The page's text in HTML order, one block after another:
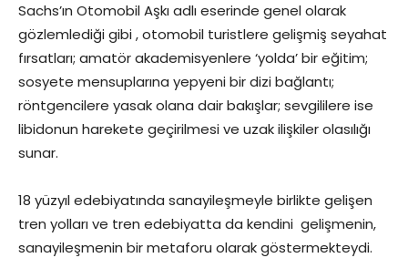
Sachs’ın Otomobil Aşkı adlı eserinde genel olarak
gözlemlediği gibi , otomobil turistlere gelişmiş seyahat
fırsatları; amatör akademisyenlere ‘yolda’ bir eğitim;
sosyete mensuplarına yepyeni bir dizi bağlantı;
röntgencilere yasak olana dair bakışlar; sevgililere ise
libidonun harekete geçirilmesi ve uzak ilişkiler olasılığı
sunar.
18 yüzyıl edebiyatında sanayileşmeyle birlikte gelişen
tren yolları ve tren edebiyatta da kendini gelişmenin,
sanayileşmenin bir metaforu olarak göstermekteydi.